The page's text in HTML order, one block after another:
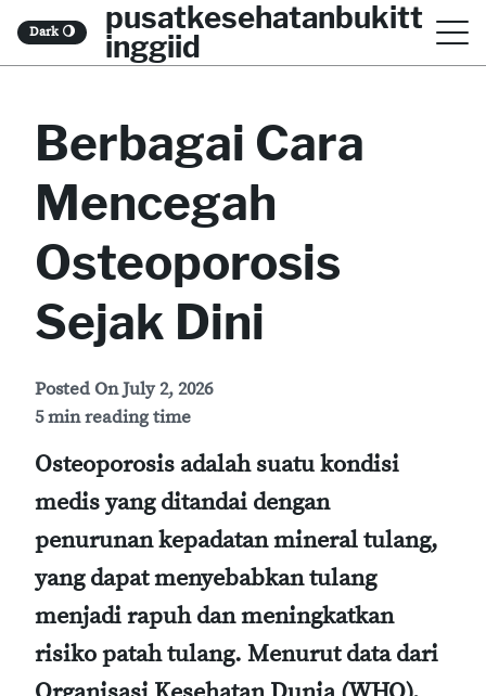
Dark 🌖 pusatkesehatanbukitt
inggiid
Berbagai Cara
Mencegah
Osteoporosis
Sejak Dini
Posted OnJuly 2, 2026
5 min reading time
Osteoporosis adalah suatu kondisi
medis yang ditandai dengan
penurunan kepadatan mineral tulang,
yang dapat menyebabkan tulang
menjadi rapuh dan meningkatkan
risiko patah tulang. Menurut data dari